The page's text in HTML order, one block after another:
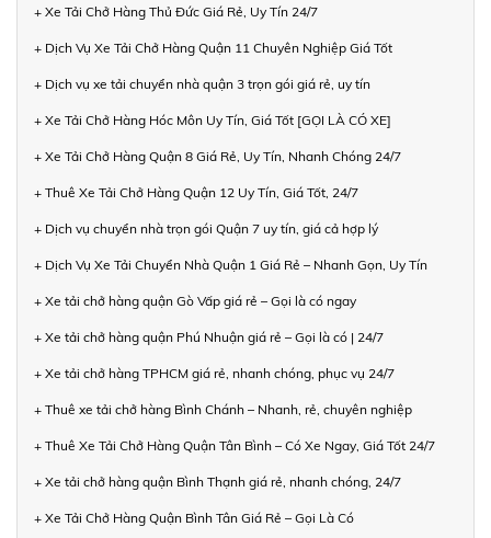
+ Xe Tải Chở Hàng Thủ Đức Giá Rẻ, Uy Tín 24/7
+ Dịch Vụ Xe Tải Chở Hàng Quận 11 Chuyên Nghiệp Giá Tốt
+ Dịch vụ xe tải chuyển nhà quận 3 trọn gói giá rẻ, uy tín
+ Xe Tải Chở Hàng Hóc Môn Uy Tín, Giá Tốt [GỌI LÀ CÓ XE]
+ Xe Tải Chở Hàng Quận 8 Giá Rẻ, Uy Tín, Nhanh Chóng 24/7
+ Thuê Xe Tải Chở Hàng Quận 12 Uy Tín, Giá Tốt, 24/7
+ Dịch vụ chuyển nhà trọn gói Quận 7 uy tín, giá cả hợp lý
+ Dịch Vụ Xe Tải Chuyển Nhà Quận 1 Giá Rẻ – Nhanh Gọn, Uy Tín
+ Xe tải chở hàng quận Gò Vấp giá rẻ – Gọi là có ngay
+ Xe tải chở hàng quận Phú Nhuận giá rẻ – Gọi là có | 24/7
+ Xe tải chở hàng TPHCM giá rẻ, nhanh chóng, phục vụ 24/7
+ Thuê xe tải chở hàng Bình Chánh – Nhanh, rẻ, chuyên nghiệp
+ Thuê Xe Tải Chở Hàng Quận Tân Bình – Có Xe Ngay, Giá Tốt 24/7
+ Xe tải chở hàng quận Bình Thạnh giá rẻ, nhanh chóng, 24/7
+ Xe Tải Chở Hàng Quận Bình Tân Giá Rẻ – Gọi Là Có